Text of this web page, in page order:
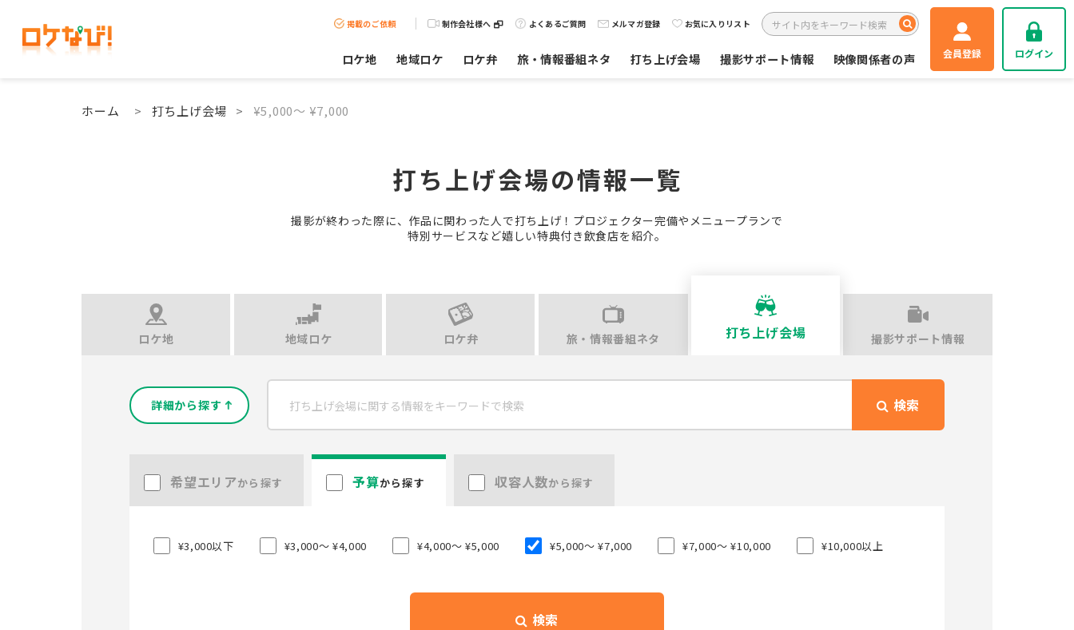
掲載のご依頼 制作会社様へ よくあるご質問 メルマガ登録 お気に入りリスト
ロケ地 地域ロケ ロケ弁 旅・情報番組ネタ 打ち上げ会場 撮影サポート情報 映像関係者の声 会員登録 ログイン
ホーム > 打ち上げ会場 > ¥5,000〜 ¥7,000
打ち上げ会場の情報一覧
撮影が終わった際に、作品に関わった人で打ち上げ！プロジェクター完備やメニュープランで
特別サービスなど嬉しい特典付き飲食店を紹介。
ロケ地 地域ロケ ロケ弁 旅・情報番組ネタ 打ち上げ会場 撮影サポート情報
検索
詳細から探す
希望エリアから探す 予算から探す 収容人数から探す
¥3,000以下 ¥3,000〜 ¥4,000 ¥4,000〜 ¥5,000 ¥5,000〜 ¥7,000 ¥7,000〜 ¥10,000 ¥10,000以上
検索